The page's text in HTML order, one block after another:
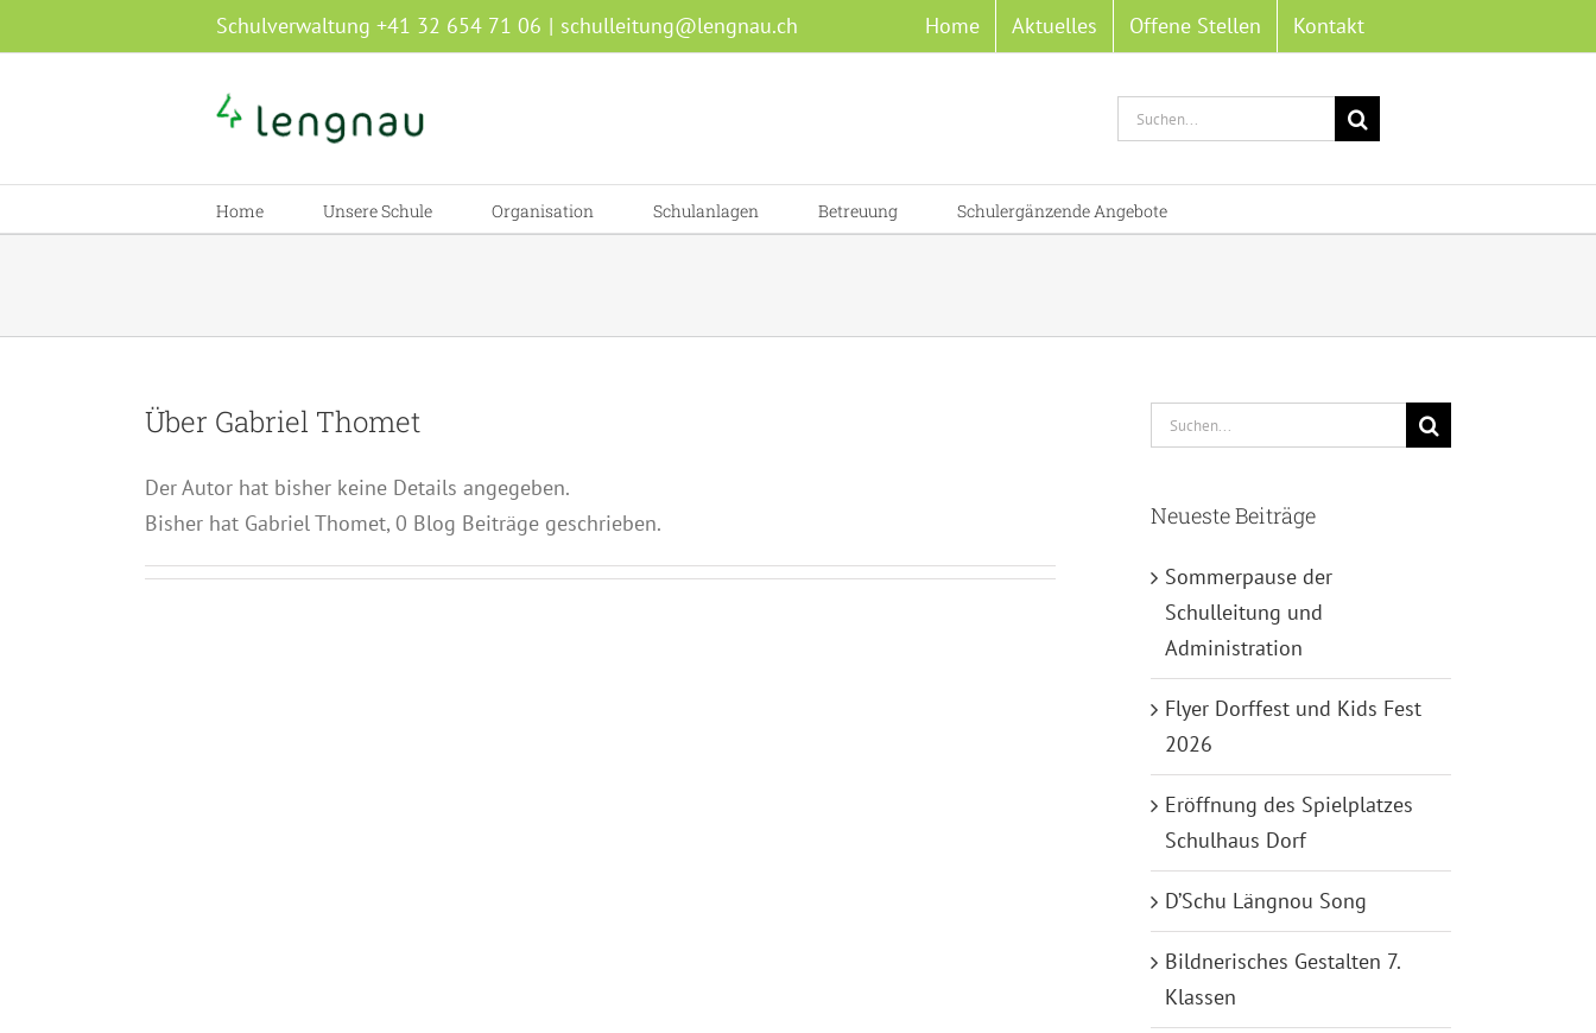
Inhalt
Schulverwaltung +41 32 654 71 06 | schulleitung@lengnau.ch Home Aktuelles Offene Stellen Kontakt
Suche
nach:
Home Unsere Schule Organisation Schulanlagen Betreuung Schulergänzende Angebote
Über Gabriel Thomet
Der Autor hat bisher keine Details angegeben.
Bisher hat Gabriel Thomet, 0 Blog Beiträge geschrieben.
Suche
nach:
Neueste Beiträge
Sommerpause der
Schulleitung und
Administration
Flyer Dorffest und Kids Fest
2026
Eröffnung des Spielplatzes
Schulhaus Dorf
D’Schu Längnou Song
Bildnerisches Gestalten 7.
Klassen